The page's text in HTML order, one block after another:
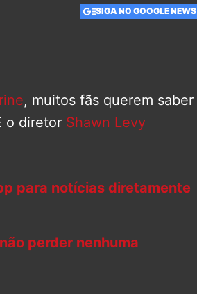
SIGA NO GOOGLE NEWS
, muitos fãs querem saber
o diretor Shawn Levy
para notícias diretamente
perder nenhuma